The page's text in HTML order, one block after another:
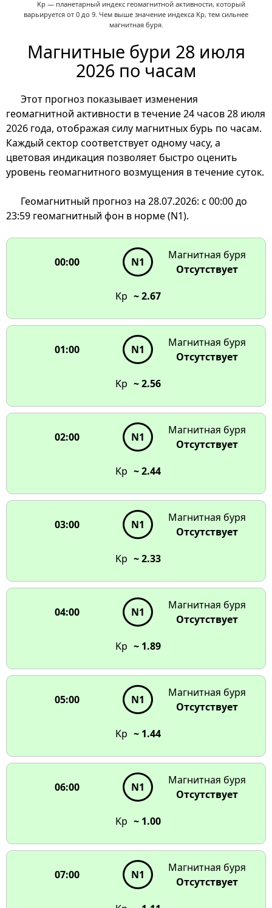
Kp — планетарный индекс геомагнитной активности, который
варьируется от 0 до 9. Чем выше значение индекса Kp, тем сильнее
магнитная буря.
Магнитные бури 28 июля
2026 по часам
Этот прогноз показывает изменения
геомагнитной активности в течение 24 часов 28 июля
2026 года, отображая силу магнитных бурь по часам.
Каждый сектор соответствует одному часу, а
цветовая индикация позволяет быстро оценить
уровень геомагнитного возмущения в течение суток.
N1
N1
N1
N1
N1
N1
N1
N1
Геомагнитная активность
в течение 24 часов
Наведите на сектор
00:00
02:00
13:00
15:00
16:00
19:00
21:00
22:00
Геомагнитный прогноз на 28.07.2026: с 00:00 до
23:59 геомагнитный фон в норме (N1).
00:00 N1
Магнитная буря
Отсутствует
Kp ~ 2.67
01:00 N1
Магнитная буря
Отсутствует
Kp ~ 2.56
02:00 N1
Магнитная буря
Отсутствует
Kp ~ 2.44
03:00 N1
Магнитная буря
Отсутствует
Kp ~ 2.33
04:00 N1
Магнитная буря
Отсутствует
Kp ~ 1.89
05:00 N1
Магнитная буря
Отсутствует
Kp ~ 1.44
06:00 N1
Магнитная буря
Отсутствует
Kp ~ 1.00
07:00 N1
Магнитная буря
Отсутствует